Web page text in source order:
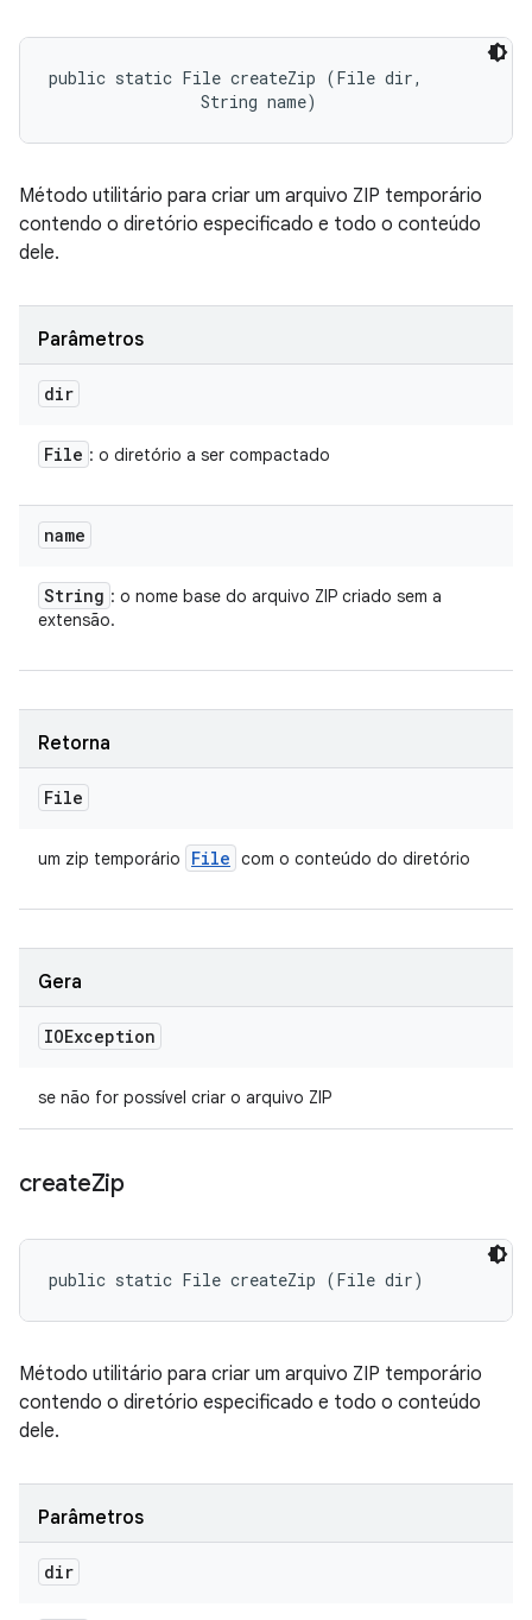
public static File createZip (File dir,
                String name)
Método utilitário para criar um arquivo ZIP temporário
contendo o diretório especificado e todo o conteúdo
dele.
Parâmetros
dir
File : o diretório a ser compactado
name
String : o nome base do arquivo ZIP criado sem a
extensão.
Retorna
File
um zip temporário File com o conteúdo do diretório
Gera
IOException
se não for possível criar o arquivo ZIP
createZip
public static File createZip (File dir)
Método utilitário para criar um arquivo ZIP temporário
contendo o diretório especificado e todo o conteúdo
dele.
Parâmetros
dir